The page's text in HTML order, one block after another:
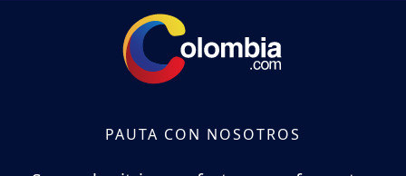
PAUTA CON NOSOTROS